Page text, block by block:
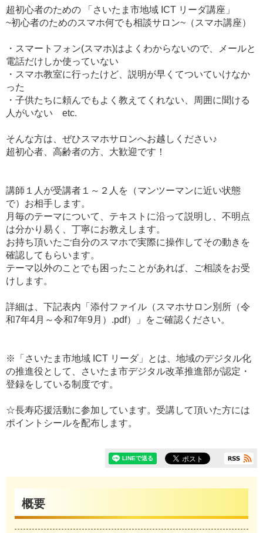
超初心者のための 「さいたま市地域 ICT リーダ講座」
~初心者のためのスマホ何でも相談サロン~（スマホ講座）
・スマートフォン(スマホ)はよくわからないので、メールと
電話だけしか使っていない
・スマホ教室に行ったけど、説明が早くてついていけなか
った
・子供たちに頼んでもよく教えてくれない、周囲に聞ける
人がいない etc.
そんな方は、ぜひスマホサロンへお越しください♪
超初心者、高齢者の方、大歓迎です！
講師１人が受講者１～２人を（マンツーマンに近い状態
で）お相手します。
月毎のテーマについて、テキストに沿って説明し、不明点
は分かり易く、丁寧にお教えします。
お持ち頂いたご自分のスマホで実際に操作してその動きを
確認してもらいます。
テーマ以外のことでも困ったことがあれば、ご相談をお受
けします。
詳細は、下記表内「添付ファイル（スマホサロン別所（令
和7年4月～令和7年9月）.pdf）」をご確認ください。
※「さいたま市地域 ICT リーダ」とは、地域のデジタル化
の推進役として、さいたま市デジタル改革推進部が認定・
登録をしている制度です。
☆長寿応援活動に参加しています。受講して頂いた方には
ポイントシールを配布します。
概要